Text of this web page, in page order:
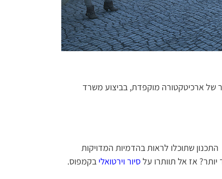
המובילה בארץ לאמנות ועיצוב מקימה בימים אלו קמפוס חדש ומודרני, שישתרע על פני כ- 42,000 מ"ר של ארכיטקטורה מוקפדת, בביצוע משרד
שתוכלו לראות בהדמיות המדויקות
אז אל תוותרו עלסיור וירטואלי בקמפוס.